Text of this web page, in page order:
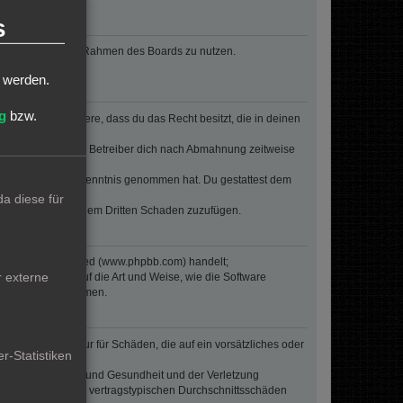
Beitrag im Rahmen des Boards zu nutzen.
insbesondere, dass du das Recht besitzt, die in deinen
kann der Betreiber dich nach Abmahnung zeitweise
er nicht zur Kenntnis genommen hat. Du gestattest dem
oder einem Dritten Schaden zuzufügen.
von phpBB Limited (www.phpbb.com) handelt;
Einfluss auf die Art und Weise, wie die Software
Einfluss nehmen.
nur für Schäden, die auf ein vorsätzliches oder
Leben, Körper und Gesundheit und der Verletzung
nach auf die vertragstypischen Durchschnittsschäden
bzw.
diese für
externe
Statistiken